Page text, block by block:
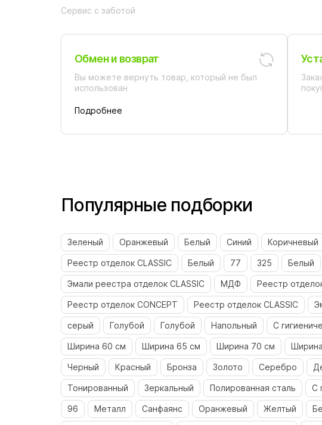
Сервис с заботой
Обмен и возврат
Вы можете вернуть товар, который не был
использован
Подробнее
Популярные подборки
Зеленый Оранжевый Белый Синий Коричневый
Реестр отделок CLASSIC Белый 77 325 Белый
Эмали реестра отделок CLASSIC МДФ Реестр
Реестр отделок CONCEPT Реестр отделок CLASSIC
серый Голубой Голубой Напольный С
Ширина 60 см Ширина 65 см Ширина 70 см
Черный Красный Бронза Золото Серебро
Тонированный Зеркальный Полированная сталь С
96 Металл Санфаянс Оранжевый Желтый